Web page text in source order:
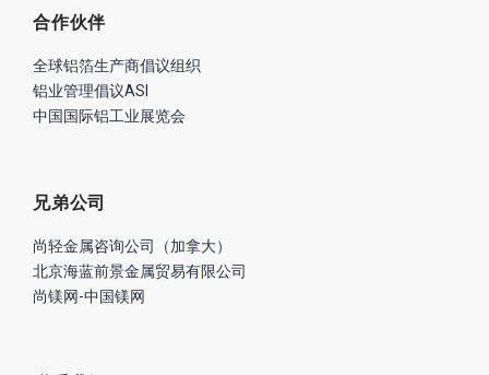
合作伙伴
全球铝箔生产商倡议组织
铝业管理倡议ASI
中国国际铝工业展览会
兄弟公司
尚轻金属咨询公司（加拿大）
北京海蓝前景金属贸易有限公司
尚镁网-中国镁网